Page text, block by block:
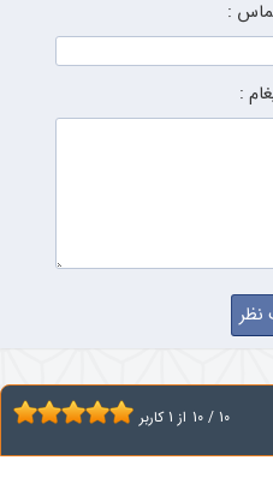
:
:
10 / 10 از 1 کاربر